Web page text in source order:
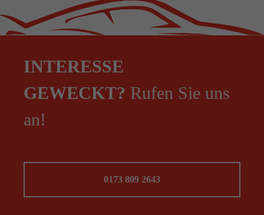
INTERESSE
GEWECKT? Rufen Sie uns
an!
0173 809 2643